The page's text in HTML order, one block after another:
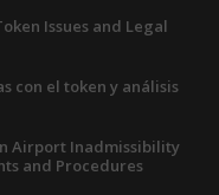
Issues and Legal
con el token y análisis
Airport Inadmissibility
and Procedures